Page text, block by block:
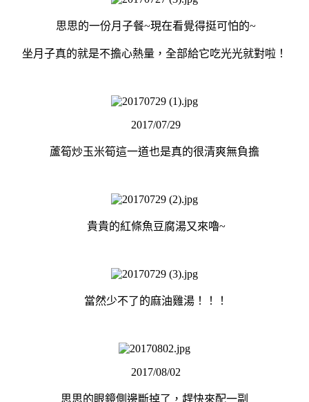
思思的一份月子餐~現在看覺得挺可怕的~
坐月子真的就是不擔心熱量，全部給它吃光光就對啦！
2017/07/29
蘆筍炒玉米筍這一道也是真的很清爽無負擔
貴貴的紅條魚豆腐湯又來嚕~
當然少不了的麻油雞湯！！！
2017/08/02
思思的眼鏡側邊斷掉了，趕快來配一副